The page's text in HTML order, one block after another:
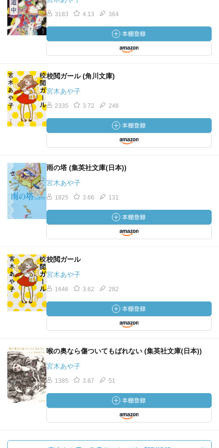
3183 4.13 364
校閲ガール (角川文庫)
宮木あや子
2335 3.72 248
雨の塔 (集英社文庫(日本))
宮木あや子
1825 3.66 131
校閲ガール
宮木あや子
1646 3.62 282
喉の奥なら傷ついてもばれない (集英社文庫(日本))
宮木あや子
1385 3.87 51